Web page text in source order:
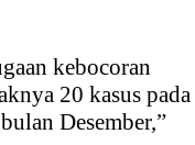
kebocoran
20 kasus pada
Desember,”